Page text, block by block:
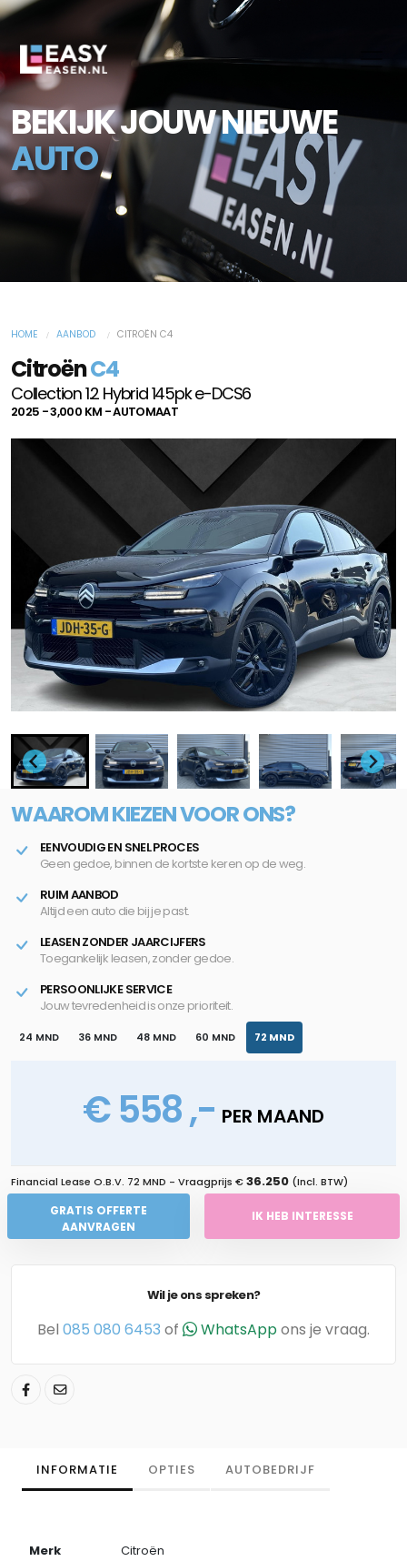
BEKIJK JOUW NIEUWE
AUTO
HOME AANBOD CITROËN C4
CitroënC4
Collection 1.2 Hybrid 145pk e-DCS6
2025 - 3,000 KM - AUTOMAAT
WAAROM KIEZEN VOOR ONS?
EENVOUDIG EN SNEL PROCES
Geen gedoe, binnen de kortste keren op de weg.
RUIM AANBOD
Altijd een auto die bij je past.
LEASEN ZONDER JAARCIJFERS
Toegankelijk leasen, zonder gedoe.
PERSOONLIJKE SERVICE
Jouw tevredenheid is onze prioriteit.
24 MND 36 MND 48 MND 60 MND 72 MND
€ 558 ,- PER MAAND
Financial Lease O.B.V. 72 MND - Vraagprijs €36.250 (Incl. BTW)
GRATIS OFFERTE
AANVRAGEN
IK HEB INTERESSE
Wil je ons spreken?
Bel 085 080 6453 of WhatsAppons je vraag.
INFORMATIE OPTIES AUTOBEDRIJF
Merk Citroën